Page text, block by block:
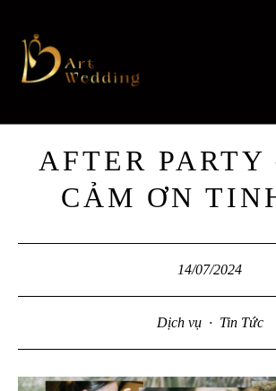
AFTER
CẢM ƠN
14/07/2024
Dịch vụ· Tin Tức